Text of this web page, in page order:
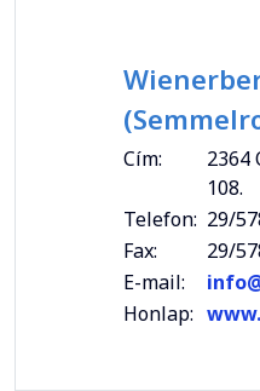
Cím:
2364
108.
Telefon: 29/
Fax:
29/
E-mail:
Honlap: